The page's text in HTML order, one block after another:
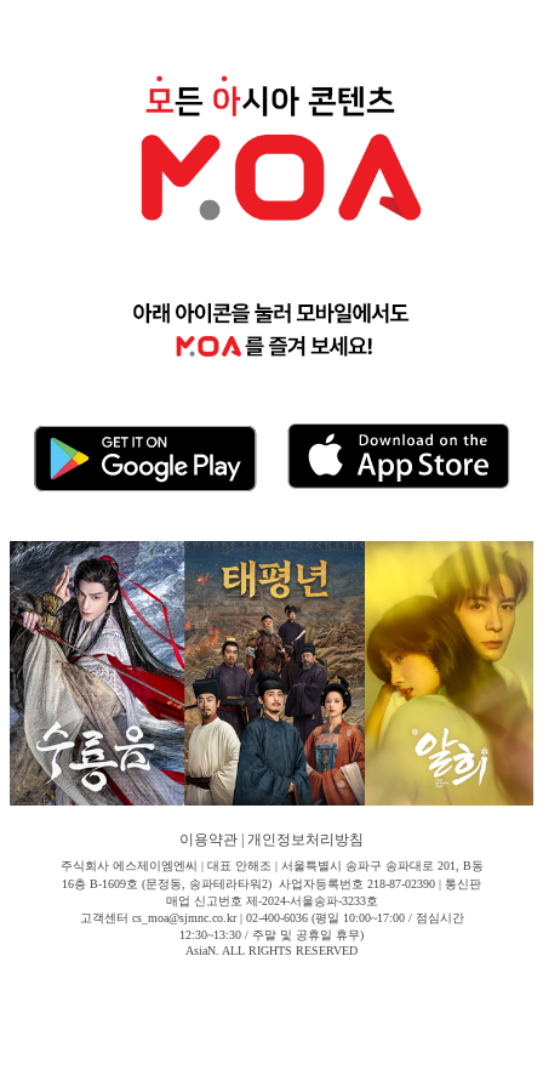
이용약관 개인정보처리방침
주식회사 에스제이엠엔씨 | 대표 안해조 | 서울특별시 송파구 송파대로 201, B동
16층 B-1609호 (문정동, 송파테라타워2) 사업자등록번호 218-87-02390 | 통신판
매업 신고번호 제-2024-서울송파-3233호
고객센터 cs_moa@sjmnc.co.kr | 02-400-6036 (평일 10:00~17:00 / 점심시간
12:30~13:30 / 주말 및 공휴일 휴무)
AsiaN. ALL RIGHTS RESERVED